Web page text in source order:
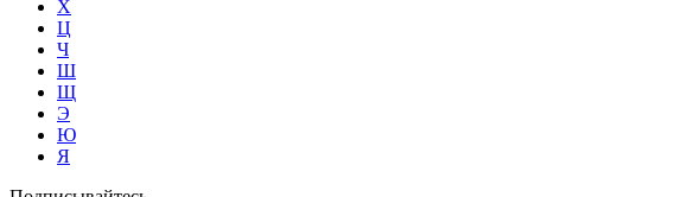
Х
Ц
Ч
Ш
Щ
Э
Ю
Я